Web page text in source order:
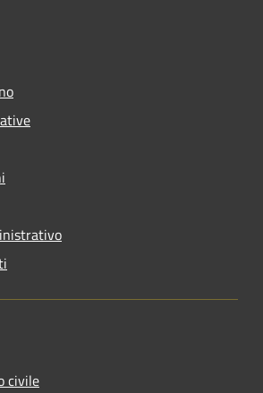
civile